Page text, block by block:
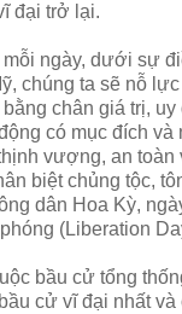
đại trở lại.
ngày, dưới sự
chúng ta sẽ nỗ
chân giá trị,
có mục đích và
vượng, an toàn
biệt chủng tộc,
dân Hoa Kỳ,
(Liberation
bầu cử tổng
cử vĩ đại nhất và